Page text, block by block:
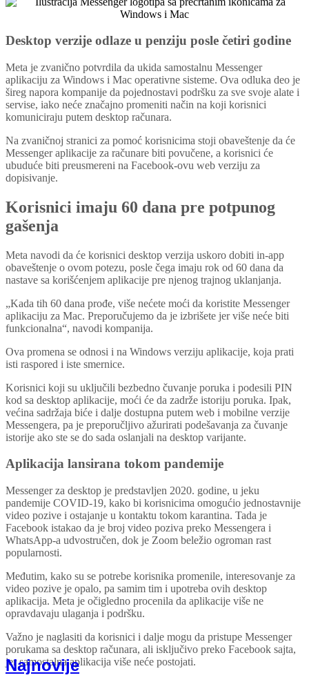
Desktop verzije odlaze u penziju posle četiri godine
Meta je zvanično potvrdila da ukida samostalnu Messenger
aplikaciju za Windows i Mac operativne sisteme. Ova odluka deo je
šireg napora kompanije da pojednostavi podršku za sve svoje alate i
servise, iako neće značajno promeniti način na koji korisnici
komuniciraju putem desktop računara.
Na zvaničnoj stranici za pomoć korisnicima stoji obaveštenje da će
Messenger aplikacije za računare biti povučene, a korisnici će
ubuduće biti preusmereni na Facebook-ovu web verziju za
dopisivanje.
Korisnici imaju 60 dana pre potpunog
gašenja
Meta navodi da će korisnici desktop verzija uskoro dobiti in-app
obaveštenje o ovom potezu, posle čega imaju rok od 60 dana da
nastave sa korišćenjem aplikacije pre njenog trajnog uklanjanja.
„Kada tih 60 dana prođe, više nećete moći da koristite Messenger
aplikaciju za Mac. Preporučujemo da je izbrišete jer više neće biti
funkcionalna“, navodi kompanija.
Ova promena se odnosi i na Windows verziju aplikacije, koja prati
isti raspored i iste smernice.
Korisnici koji su uključili bezbedno čuvanje poruka i podesili PIN
kod sa desktop aplikacije, moći će da zadrže istoriju poruka. Ipak,
većina sadržaja biće i dalje dostupna putem web i mobilne verzije
Messengera, pa je preporučljivo ažurirati podešavanja za čuvanje
istorije ako ste se do sada oslanjali na desktop varijante.
Aplikacija lansirana tokom pandemije
Messenger za desktop je predstavljen 2020. godine, u jeku
pandemije COVID-19, kako bi korisnicima omogućio jednostavnije
video pozive i ostajanje u kontaktu tokom karantina. Tada je
Facebook istakao da je broj video poziva preko Messengera i
WhatsApp-a udvostručen, dok je Zoom beležio ogroman rast
popularnosti.
Međutim, kako su se potrebe korisnika promenile, interesovanje za
video pozive je opalo, pa samim tim i upotreba ovih desktop
aplikacija. Meta je očigledno procenila da aplikacije više ne
opravdavaju ulaganja i podršku.
Važno je naglasiti da korisnici i dalje mogu da pristupe Messenger
porukama sa desktop računara, ali isključivo preko Facebook sajta,
jer samostalna aplikacija više neće postojati.
Najnovije